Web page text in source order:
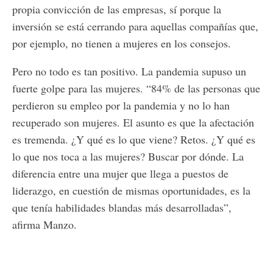
propia convicción de las empresas, sí porque la
inversión se está cerrando para aquellas compañías que,
por ejemplo, no tienen a mujeres en los consejos.
Pero no todo es tan positivo. La pandemia supuso un
fuerte golpe para las mujeres. “84% de las personas que
perdieron su empleo por la pandemia y no lo han
recuperado son mujeres. El asunto es que la afectación
es tremenda. ¿Y qué es lo que viene? Retos. ¿Y qué es
lo que nos toca a las mujeres? Buscar por dónde. La
diferencia entre una mujer que llega a puestos de
liderazgo, en cuestión de mismas oportunidades, es la
que tenía habilidades blandas más desarrolladas”,
afirma Manzo.